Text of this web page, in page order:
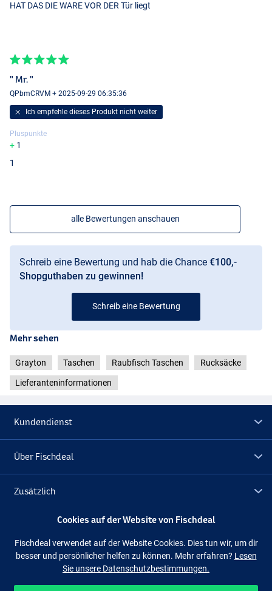
HAT DAS DIE WARE VOR DER Tür liegt
" Mr. "
QPbmCRVM + 2025-09-29 06:35:36
Ich empfehle dieses Produkt nicht weiter
Pluspunkte
1
1
alle Bewertungen anschauen
Schreib eine Bewertung und hab die Chance €100,-
Shopguthaben zu gewinnen!
Schreib eine Bewertung
Mehr sehen
Grayton Taschen Raubfisch Taschen Rucksäcke
Lieferanteninformationen
Kundendienst
Über Fischdeal
Zusätzlich
Lagerräumung
Facebook
Cookies auf der Website von Fischdeal
Fischdeal verwendet auf der Website Cookies. Dies tun wir, um dir
besser und persönlicher helfen zu können. Mehr erfahren? Lesen
Sie unsere Datenschutzbestimmungen.